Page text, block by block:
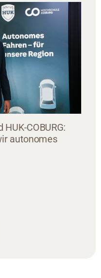
COBURG:
autonomes